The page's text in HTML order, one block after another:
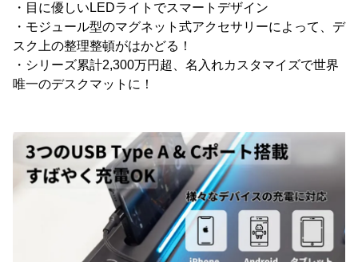
・目に優しいLEDライトでスマートデザイン
・モジュール型のマグネット式アクセサリーによって、デ
スク上の整理整頓がはかどる！
・シリーズ累計2,300万円超、名入れカスタマイズで世界
唯一のデスクマットに！